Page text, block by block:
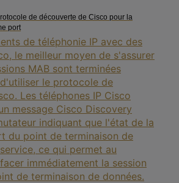
de découverte de Cisco pour la
port
de téléphonie IP avec des
le meilleur moyen de s'assurer
MAB sont terminées
le protocole de
Les téléphones IP Cisco
message Cisco Discovery
indiquant que l'état de la
du point de terminaison de
ce qui permet au
immédiatement la session
de terminaison de données.